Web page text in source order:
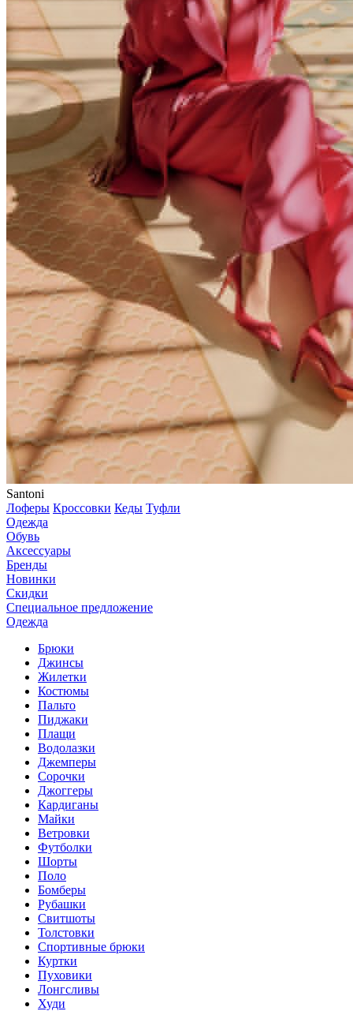
Santoni
Лоферы Кроссовки Кеды Туфли
Одежда
Обувь
Аксессуары
Бренды
Новинки
Скидки
Специальное предложение
Одежда
Брюки
Джинсы
Жилетки
Костюмы
Пальто
Пиджаки
Плащи
Водолазки
Джемперы
Сорочки
Джоггеры
Кардиганы
Майки
Ветровки
Футболки
Шорты
Поло
Бомберы
Рубашки
Свитшоты
Толстовки
Спортивные брюки
Куртки
Пуховики
Лонгсливы
Худи